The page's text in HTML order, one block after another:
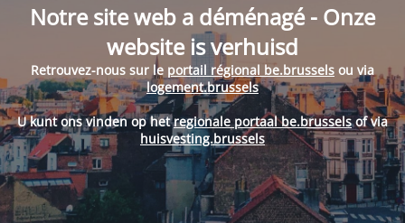
Notre site web a déménagé - Onze
website is verhuisd
Retrouvez-nous sur le portail régional be.brussels ou via
logement.brussels
U kunt ons vinden op hetregionale portaal be.brusselsof via
huisvesting.brussels